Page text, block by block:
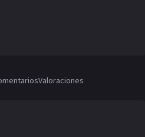
Valoraciones